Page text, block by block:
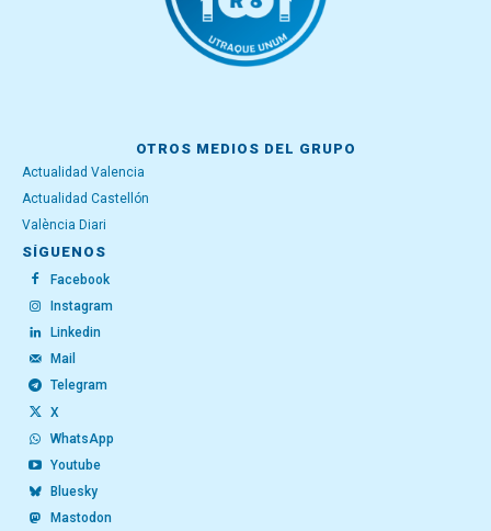
OTROS MEDIOS DEL GRUPO
Actualidad Valencia
Actualidad Castellón
València Diari
SÍGUENOS
Facebook
Instagram
Linkedin
Mail
Telegram
X
WhatsApp
Youtube
Bluesky
Mastodon